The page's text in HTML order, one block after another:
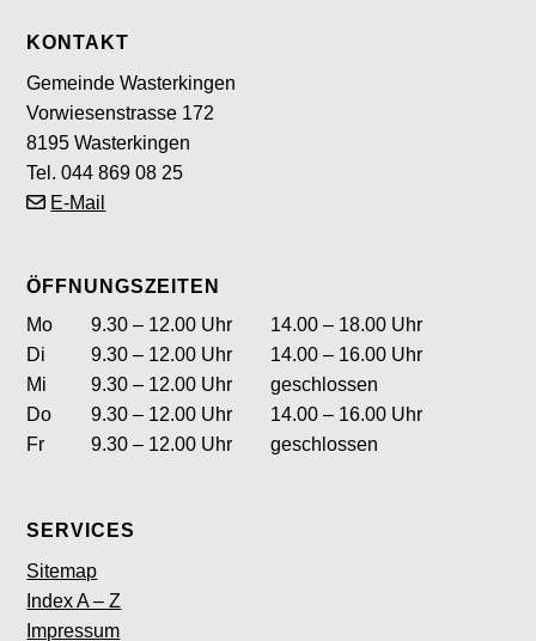
Footer
KONTAKT
Gemeinde Wasterkingen
Vorwiesenstrasse 172
8195 Wasterkingen
Tel. 044 869 08 25
E-Mail
ÖFFNUNGSZEITEN
Wochentag
Öffnungszeiten Vormittag
Montag 9.30 – 12.00 Uhr
14.00 – 18.00 Uhr
Di enstag9.30 – 12.00 Uhr
14.00 – 16.00 Uhr
Mi ttwoch9.30 – 12.00 Uhr
geschlossen
Donnerstag9.30 – 12.00 Uhr
14.00 – 16.00 Uhr
Fritag 9.30 – 12.00 Uhr geschlossen
SERVICES
Sitemap
Index A – Z
Impressum